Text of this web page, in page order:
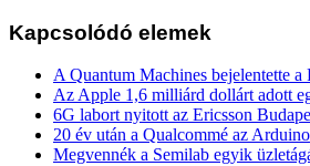
Kapcsolódó elemek
A Quantum Machines bejelentette
Az Apple 1,6 milliárd dollárt adott
6G labort nyitott az Ericsson
20 év után a Qualcommé az Arduino
Megvennék a Semilab egyik